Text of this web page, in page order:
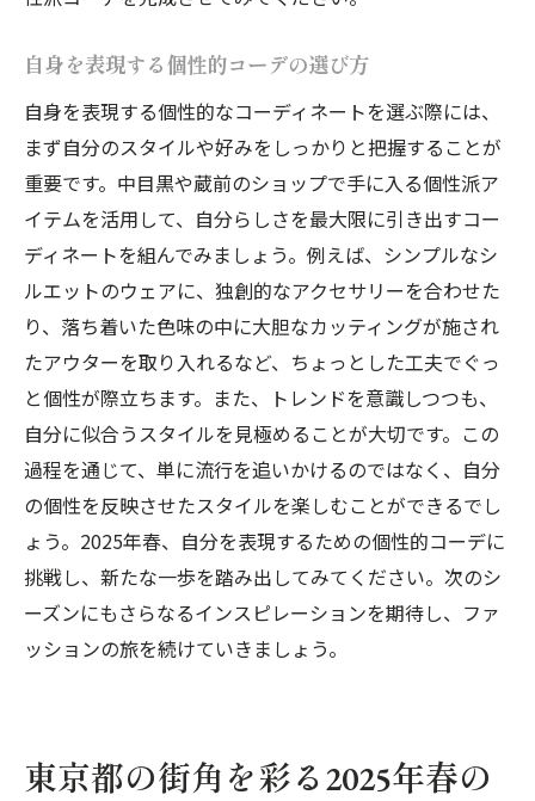
ド
中目黒と蔵前で人気のファッションポイン
ト
春のスタイルを格上げする小物の使い方
東京都で注目される独自のファッションセ
ンス
成熟した大人が選ぶ個性派スタイルの魅力
中目黒と蔵前で掴む、2025年春のトレンド
自身を表現する個性的コーデの選び方
自身を表現する個性的なコーディネートを選ぶ際には、
まず自分のスタイルや好みをしっかりと把握することが
重要です。中目黒や蔵前のショップで手に入る個性派ア
イテムを活用して、自分らしさを最大限に引き出すコー
ディネートを組んでみましょう。例えば、シンプルなシ
ルエットのウェアに、独創的なアクセサリーを合わせた
り、落ち着いた色味の中に大胆なカッティングが施され
たアウターを取り入れるなど、ちょっとした工夫でぐっ
と個性が際立ちます。また、トレンドを意識しつつも、
自分に似合うスタイルを見極めることが大切です。この
過程を通じて、単に流行を追いかけるのではなく、自分
の個性を反映させたスタイルを楽しむことができるでし
ょう。2025年春、自分を表現するための個性的コーデに
挑戦し、新たな一歩を踏み出してみてください。次のシ
ーズンにもさらなるインスピレーションを期待し、ファ
ッションの旅を続けていきましょう。
東京都の街角を彩る2025年春の